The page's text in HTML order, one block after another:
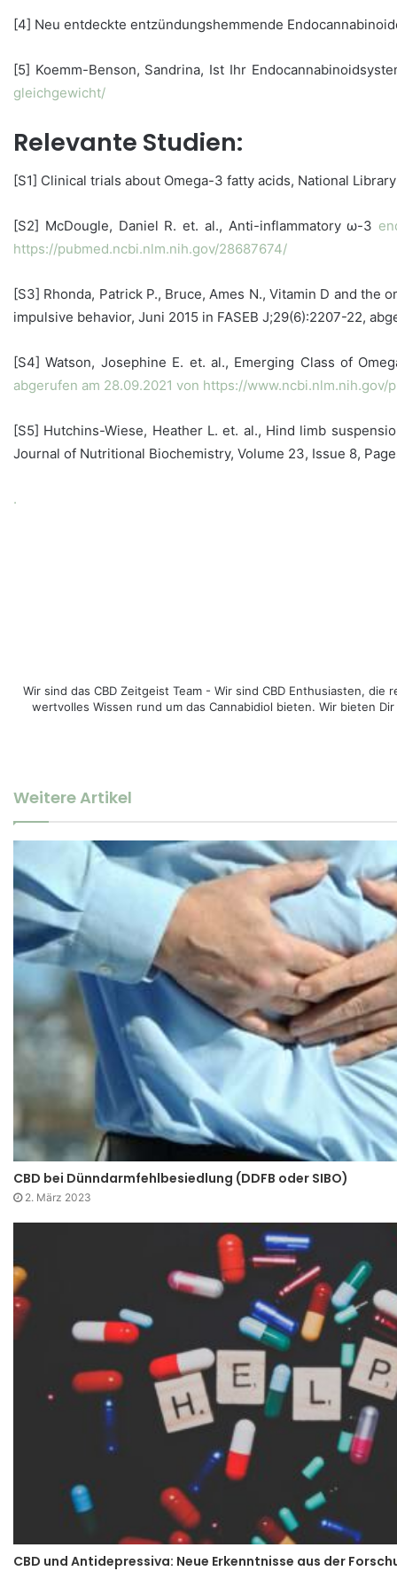
[4] Neu entdeckte entzündungshemmende
[5] Koemm-Benson, Sandrina, Ist Ihr
gleichgewicht/
Relevante Studien:
[S1] Clinical trials about Omega-3 fatty acids, National
[S2] McDougle, Daniel R. et. al., Anti-inflammatory ω-3
https://pubmed.ncbi.nlm.nih.gov/28687674/
[S3] Rhonda, Patrick P., Bruce, Ames N., Vitamin D and
impulsive behavior, Juni 2015 in FASEB J;29(6):2207-22,
[S4] Watson, Josephine E. et. al., Emerging Class of
abgerufen am 28.09.2021 von https://www.ncbi.nlm.nih.gov/
[S5] Hutchins-Wiese, Heather L. et. al., Hind limb
Journal of Nutritional Biochemistry, Volume 23, Issue 8,
.
Wir sind das CBD Zeitgeist Team - Wir sind CBD Enthusiasten,
wertvolles Wissen rund um das Cannabidiol bieten. Wir bieten
Weitere Artikel
CBD bei Dünndarmfehlbesiedlung (DDFB oder SIBO)
2. März 2023
CBD und Antidepressiva: Neue Erkenntnisse aus der